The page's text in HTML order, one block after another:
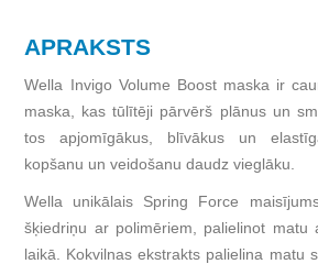
APRAKSTS
Wella Invigo Volume Boost maska ir
maska, kas tūlītēji pārvērš plānus un
tos apjomīgākus, blīvākus un
kopšanu un veidošanu daudz vieglāku.
Wella unikālais Spring Force
šķiedriņu ar polimēriem, palielinot matu
laikā. Kokvilnas ekstrakts palielina matu